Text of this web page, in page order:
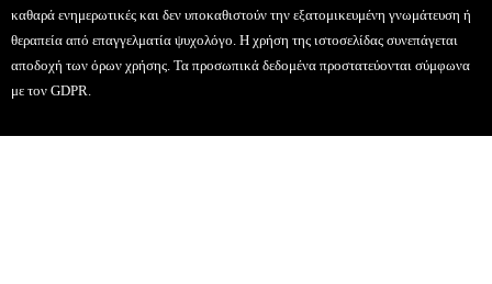
καθαρά ενημερωτικές και δεν υποκαθιστούν την εξατομικευμένη γνωμάτευση ή
θεραπεία από επαγγελματία ψυχολόγο. Η χρήση της ιστοσελίδας συνεπάγεται
αποδοχή των όρων χρήσης. Τα προσωπικά δεδομένα προστατεύονται σύμφωνα
με τον GDPR.